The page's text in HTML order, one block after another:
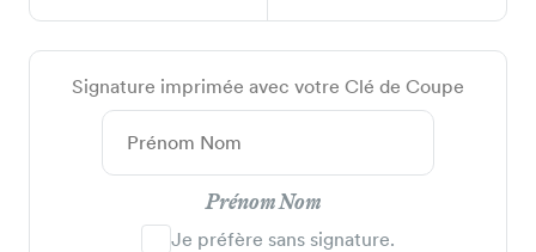
Signature imprimée avec votre Clé de Coupe
Prénom Nom
Je préfère sans signature.